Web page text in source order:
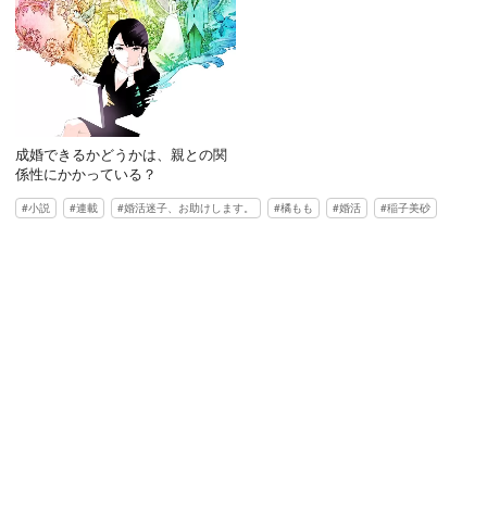
成婚できるかどうかは、親との関
係性にかかっている？
小説 連載 婚活迷子、お助けします。 橘もも 婚活 稲子美砂